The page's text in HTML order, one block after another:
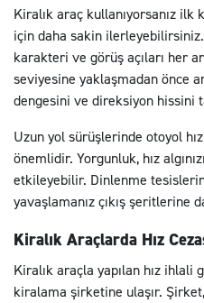
Kiralık araç kullanıyorsanız
için daha sakin
karakteri ve görüş açıları her
seviyesine yaklaşmadan önce
dengesini ve direksiyon hissini
Uzun yol sürüşlerinde otoyol
önemlidir. Yorgunluk, hız
etkileyebilir. Dinlenme
yavaşlamanız çıkış şeritlerine
Kiralık Araçlarda Hız
Kiralık araçla yapılan hız
kiralama şirketine ulaşır.